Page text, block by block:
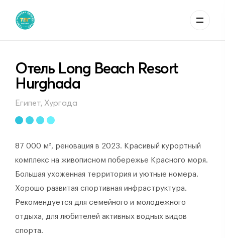
Отель Long Beach Resort
Hurghada
Египет, Хургада
87 000 м², реновация в 2023. Красивый курортный
комплекс на живописном побережье Красного моря.
Большая ухоженная территория и уютные номера.
Хорошо развитая спортивная инфраструктура.
Рекомендуется для семейного и молодежного
отдыха, для любителей активных водных видов
спорта.